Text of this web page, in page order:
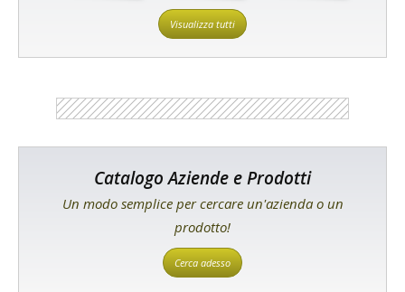
Visualizza tutti
Catalogo Aziende e Prodotti
Un modo semplice per cercare un'azienda o un
prodotto!
Cerca adesso